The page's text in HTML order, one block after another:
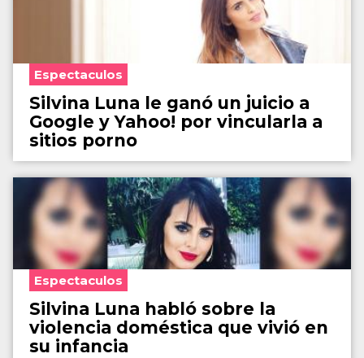
Espectaculos
Silvina Luna le ganó un juicio a
Google y Yahoo! por vincularla a
sitios porno
Espectaculos
Silvina Luna habló sobre la
violencia doméstica que vivió en
su infancia